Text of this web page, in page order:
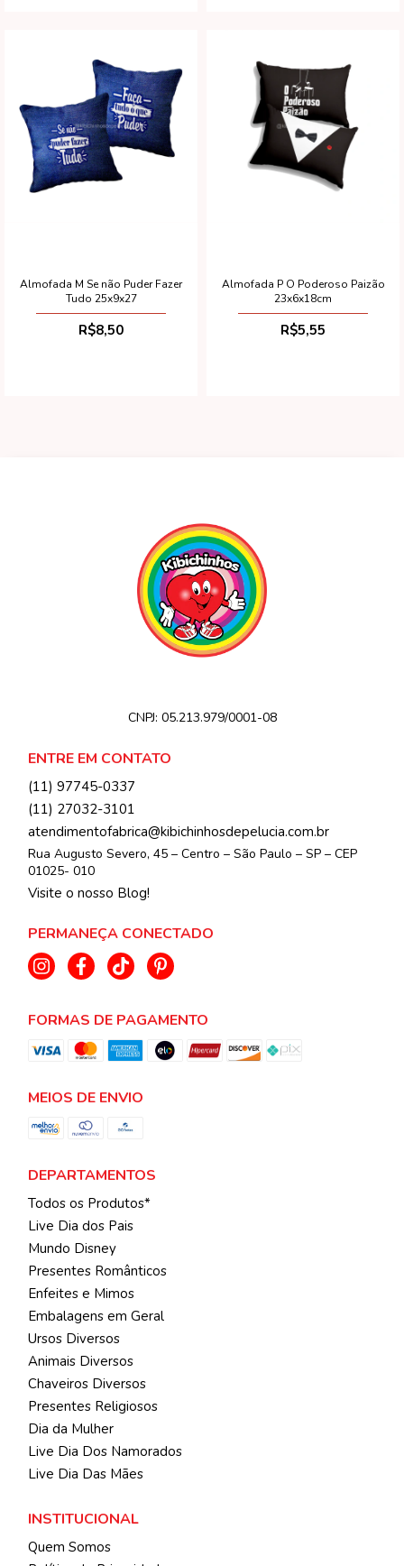
Almofada M Se não Puder Fazer
Tudo 25x9x27
R$8,50
Almofada P O Poderoso Paizão
23x6x18cm
R$5,55
CNPJ: 05.213.979/0001-08
ENTRE EM CONTATO
(11) 97745-0337
(11) 27032-3101
atendimentofabrica@kibichinhosdepelucia.com.br
Rua Augusto Severo, 45 – Centro – São Paulo – SP – CEP
01025- 010
Visite o nosso Blog!
PERMANEÇA CONECTADO
FORMAS DE PAGAMENTO
MEIOS DE ENVIO
DEPARTAMENTOS
Todos os Produtos*
Live Dia dos Pais
Mundo Disney
Presentes Românticos
Enfeites e Mimos
Embalagens em Geral
Ursos Diversos
Animais Diversos
Chaveiros Diversos
Presentes Religiosos
Dia da Mulher
Live Dia Dos Namorados
Live Dia Das Mães
INSTITUCIONAL
Quem Somos